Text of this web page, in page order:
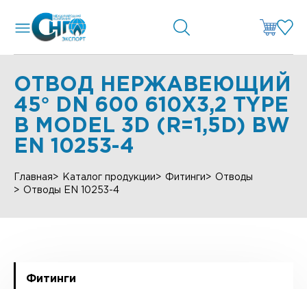
ОТВОД НЕРЖАВЕЮЩИЙ
45° DN 600 610X3,2 TYPE
B MODEL 3D (R=1,5D) BW
EN 10253-4
Главная Каталог продукции Фитинги
Отводы
Отводы EN 10253-4
Фитинги